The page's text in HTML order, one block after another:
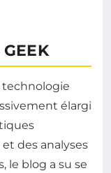
GEEK
technologie
élargi
des analyses
le blog a su se